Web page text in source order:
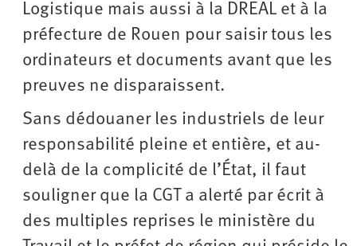
Logistique mais aussi à la DREAL et à la
préfecture de Rouen pour saisir tous les
ordinateurs et documents avant que les
preuves ne disparaissent.
Sans dédouaner les industriels de leur
responsabilité pleine et entière, et au-
delà de la complicité de l’État, il faut
souligner que la CGT a alerté par écrit à
des multiples reprises le ministère du